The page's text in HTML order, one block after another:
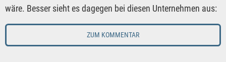
wäre. Besser sieht es dagegen bei diesen Unternehmen aus:
ZUM KOMMENTAR